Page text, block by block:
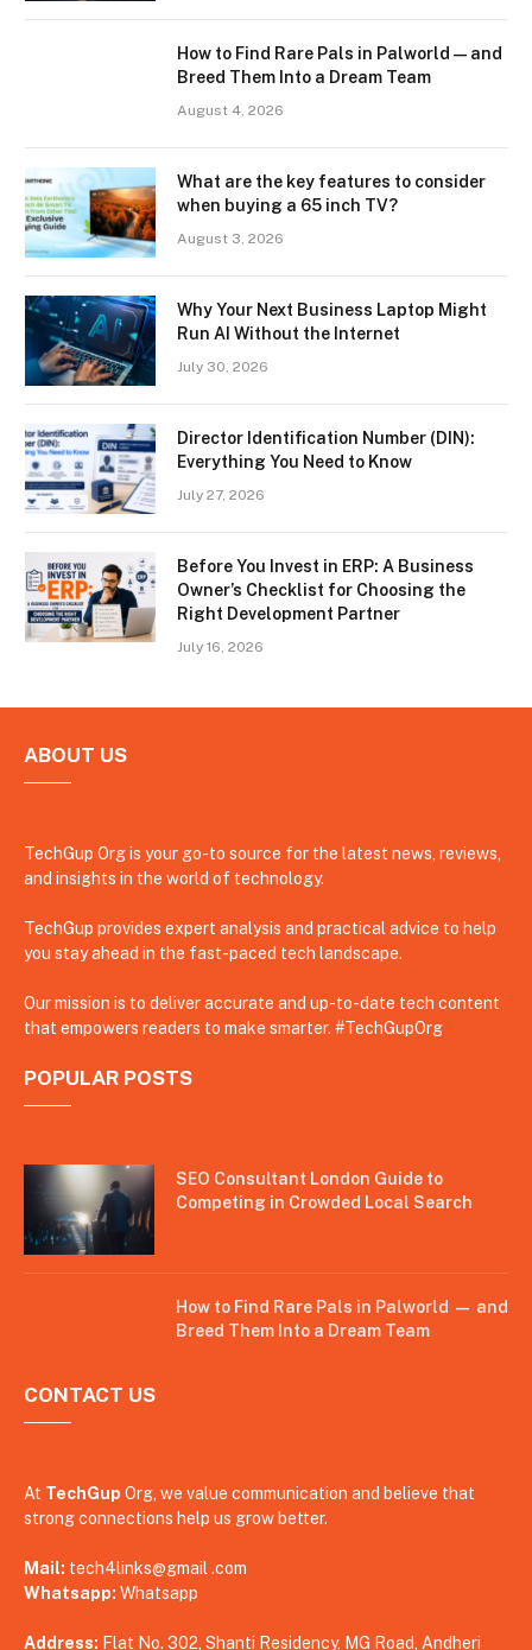
How to Find Rare Pals in Palworld — and
Breed Them Into a Dream Team
August 4, 2026
What are the key features to consider
when buying a 65 inch TV?
August 3, 2026
Why Your Next Business Laptop Might
Run AI Without the Internet
July 30, 2026
Director Identification Number (DIN):
Everything You Need to Know
July 27, 2026
Before You Invest in ERP: A Business
Owner’s Checklist for Choosing the
Right Development Partner
July 16, 2026
ABOUT US
TechGup Org is your go-to source for the latest news, reviews,
and insights in the world of technology.
TechGup provides expert analysis and practical advice to help
you stay ahead in the fast-paced tech landscape.
Our mission is to deliver accurate and up-to-date tech content
that empowers readers to make smarter. #TechGupOrg
POPULAR POSTS
SEO Consultant London Guide to
Competing in Crowded Local Search
How to Find Rare Pals in Palworld — and
Breed Them Into a Dream Team
CONTACT US
At TechGup Org, we value communication and believe that
strong connections help us grow better.
Mail: tech4links@gmail .com
Whatsapp: Whatsapp
Address: Flat No. 302, Shanti Residency, MG Road, Andheri